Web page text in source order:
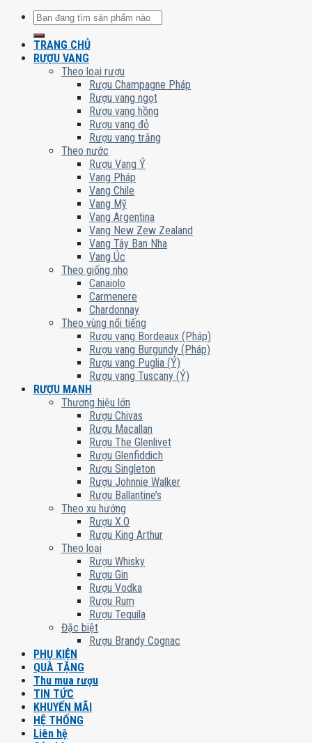
Tìm
kiếm:
TRANG CHỦ
RƯỢU VANG
Theo loại rượu
Rượu Champagne Pháp
Rượu vang ngọt
Rượu vang hồng
Rượu vang đỏ
Rượu vang trắng
Theo nước
Rượu Vang Ý
Vang Pháp
Vang Chile
Vang Mỹ
Vang Argentina
Vang New Zew Zealand
Vang Tây Ban Nha
Vang Úc
Theo giống nho
Canaiolo
Carmenere
Chardonnay
Theo vùng nổi tiếng
Rượu vang Bordeaux (Pháp)
Rượu vang Burgundy (Pháp)
Rượu vang Puglia (Ý)
Rượu vang Tuscany (Ý)
RƯỢU MẠNH
Thương hiệu lớn
Rượu Chivas
Rượu Macallan
Rượu The Glenlivet
Rượu Glenfiddich
Rượu Singleton
Rượu Johnnie Walker
Rượu Ballantine’s
Theo xu hướng
Rượu X.O
Rượu King Arthur
Theo loại
Rượu Whisky
Rượu Gin
Rượu Vodka
Rượu Rum
Rượu Tequila
Đặc biệt
Rượu Brandy Cognac
PHỤ KIỆN
QUÀ TẶNG
Thu mua rượu
TIN TỨC
KHUYẾN MÃI
HỆ THỐNG
Liên hệ